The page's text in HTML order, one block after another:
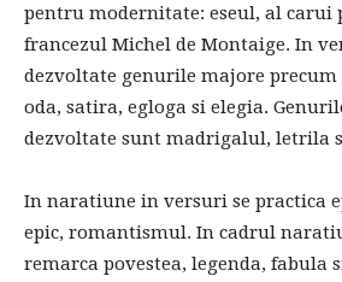
pentru modernitate: eseul, al carui
francezul Michel de Montaige. In
dezvoltate genurile majore
oda, satira, egloga si elegia.
dezvoltate sunt madrigalul, letrila
In naratiune in versuri se practica
epic, romantismul. In cadrul
remarca povestea, legenda, fabula